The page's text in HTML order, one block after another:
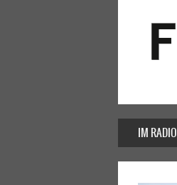
IM RADIO